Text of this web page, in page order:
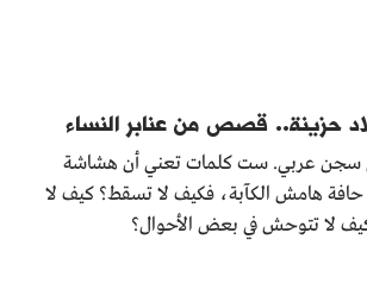
حزينة.. قصص من عنابر النساء
في سجن عربي. ست كلمات تعني أن هشاشة
هامش الكآبة، فكيف لا تسقط؟ كيف لا
لا تتوحش في بعض الأحوال؟